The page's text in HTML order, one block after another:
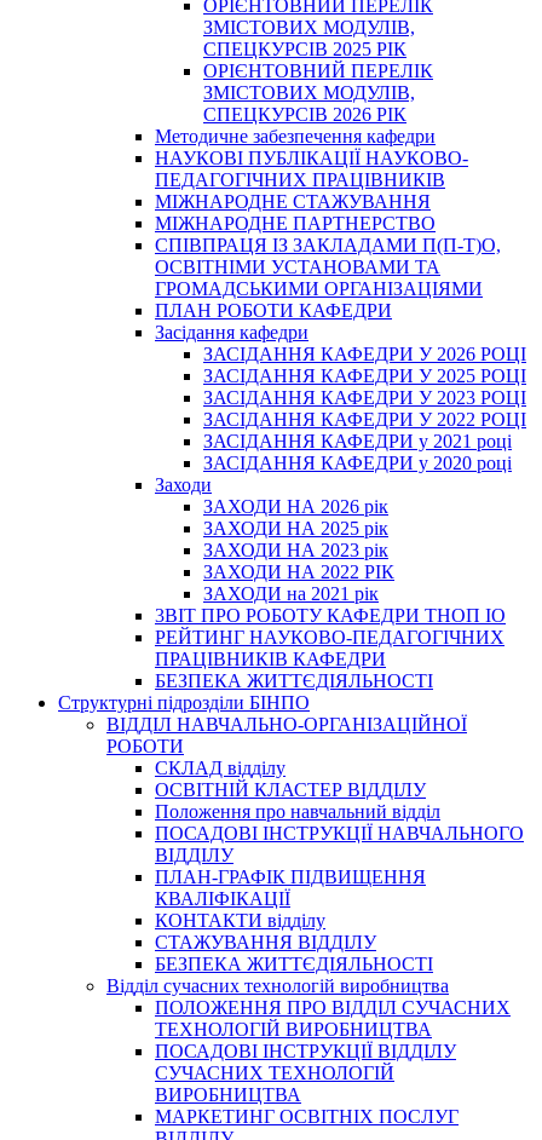
ОРІЄНТОВНИЙ ПЕРЕЛІК
ЗМІСТОВИХ МОДУЛІВ,
СПЕЦКУРСІВ 2025 РІК
ОРІЄНТОВНИЙ ПЕРЕЛІК
ЗМІСТОВИХ МОДУЛІВ,
СПЕЦКУРСІВ 2026 РІК
Методичне забезпечення кафедри
НАУКОВІ ПУБЛІКАЦІЇ НАУКОВО-
ПЕДАГОГІЧНИХ ПРАЦІВНИКІВ
МІЖНАРОДНЕ СТАЖУВАННЯ
МІЖНАРОДНЕ ПАРТНЕРСТВО
СПІВПРАЦЯ ІЗ ЗАКЛАДАМИ П(П-Т)О,
ОСВІТНІМИ УСТАНОВАМИ ТА
ГРОМАДСЬКИМИ ОРГАНІЗАЦІЯМИ
ПЛАН РОБОТИ КАФЕДРИ
Засідання кафедри
ЗАСІДАННЯ КАФЕДРИ У 2026 РОЦІ
ЗАСІДАННЯ КАФЕДРИ У 2025 РОЦІ
ЗАСІДАННЯ КАФЕДРИ У 2023 РОЦІ
ЗАСІДАННЯ КАФЕДРИ У 2022 РОЦІ
ЗАСІДАННЯ КАФЕДРИ у 2021 році
ЗАСІДАННЯ КАФЕДРИ у 2020 році
Заходи
ЗАХОДИ НА 2026 рік
ЗАХОДИ НА 2025 рік
ЗАХОДИ НА 2023 рік
ЗАХОДИ НА 2022 РІК
ЗАХОДИ на 2021 рік
3BIT ПРО РОБОТУ КАФЕДРИ ТНОП ІО
РЕЙТИНГ НАУКОВО-ПЕДАГОГІЧНИХ
ПРАЦІВНИКІВ КАФЕДРИ
БЕЗПЕКА ЖИТТЄДІЯЛЬНОСТІ
Структурні підрозділи БІНПО
ВІДДІЛ НАВЧАЛЬНО-ОРГАНІЗАЦІЙНОЇ
РОБОТИ
СКЛАД відділу
ОСВІТНІЙ КЛАСТЕР ВІДДІЛУ
Положення про навчальний вiддiл
ПОСАДОВІ ІНСТРУКЦІЇ НАВЧАЛЬНОГО
ВІДДІЛУ
ПЛАН-ГРАФІК ПІДВИЩЕННЯ
КВАЛІФІКАЦІЇ
КОНТАКТИ відділу
СТАЖУВАННЯ ВІДДІЛУ
БЕЗПЕКА ЖИТТЄДІЯЛЬНОСТІ
Відділ сучасних технологій виробництва
ПОЛОЖЕННЯ ПРО ВІДДІЛ СУЧАСНИХ
ТЕХНОЛОГІЙ ВИРОБНИЦТВА
ПОСАДОВІ ІНСТРУКЦІЇ ВІДДІЛУ
СУЧАСНИХ ТЕХНОЛОГІЙ
ВИРОБНИЦТВА
МАРКЕТИНГ ОСВІТНІХ ПОСЛУГ